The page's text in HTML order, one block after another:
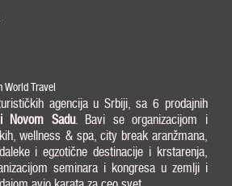
Travel
agencija u Srbiji, sa 6 prodajnih
Novom Sadu. Bavi se organizacijom i
wellness & spa, city break aranžmana,
i egzotične destinacije i krstarenja,
seminara i kongresa u zemlji i